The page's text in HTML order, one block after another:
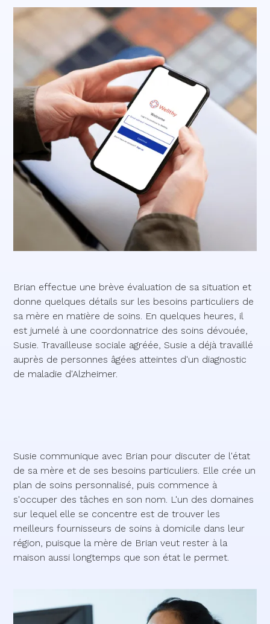
Brian effectue une brève évaluation de sa situation et
donne quelques détails sur les besoins particuliers de
sa mère en matière de soins. En quelques heures, il
est jumelé à une coordonnatrice des soins dévouée,
Susie. Travailleuse sociale agréée, Susie a déjà travaillé
auprès de personnes âgées atteintes d'un diagnostic
de maladie d'Alzheimer.
Susie communique avec Brian pour discuter de l'état
de sa mère et de ses besoins particuliers. Elle crée un
plan de soins personnalisé, puis commence à
s'occuper des tâches en son nom. L'un des domaines
sur lequel elle se concentre est de trouver les
meilleurs fournisseurs de soins à domicile dans leur
région, puisque la mère de Brian veut rester à la
maison aussi longtemps que son état le permet.